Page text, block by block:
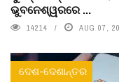
ଭୁବନେଶ୍ୱରରେ ...
14214 AUG 07,
ଦେଶ-ଦେଶାନ୍ତର